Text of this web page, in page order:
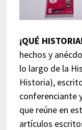
¡QUÉ HISTORIA!
hechos y
lo largo de la
Historia),
conferenciante
que reúne en
artículos